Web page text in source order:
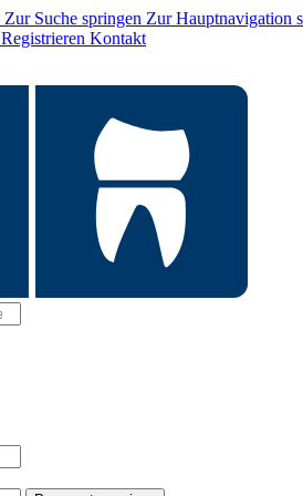
Zur Suche springen Zur Hauptnavigation
Registrieren Kontakt